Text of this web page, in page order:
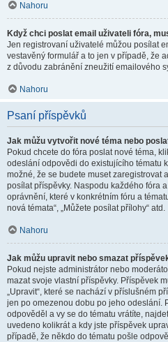
Nahoru
Když chci poslat email uživateli fóra,
Jen registrovaní uživatelé můžou posílat
vestavěný formulář a to jen v případě, že
z důvodu zabránění zneužití emailového
Nahoru
Psaní příspěvků
Jak můžu vytvořit nové téma nebo
Pokud chcete do fóra poslat nové téma,
odeslání odpovědi do existujícího tématu
možné, že se budete muset zaregistrovat
posílat příspěvky. Naspodu každého fóra
oprávnění, které v konkrétním fóru a
nová témata“, „Můžete posílat přílohy“ atd.
Nahoru
Jak můžu upravit nebo smazat
Pokud nejste administrátor nebo
mazat svoje vlastní příspěvky. Příspěvek
„Upravit“, které se nachází v příslušném
jen po omezenou dobu po jeho odeslání.
odpověděl a vy se do tématu vrátíte,
uvedeno kolikrát a kdy jste příspěvek
případě, že někdo do tématu pošle